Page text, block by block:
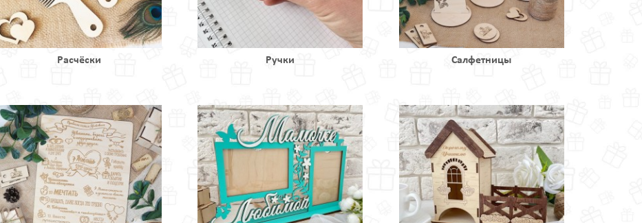
Расчёски Ручки Салфетницы